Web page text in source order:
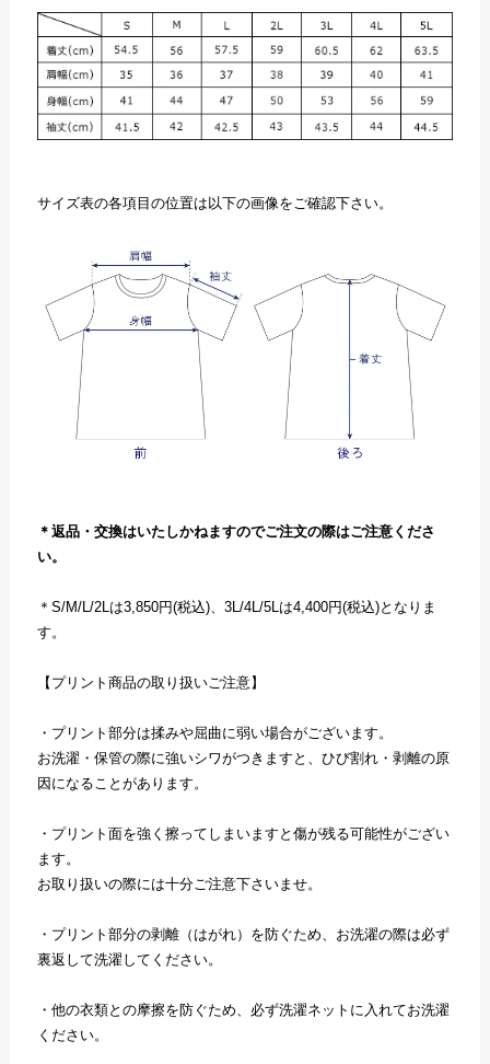
サイズ表の各項目の位置は以下の画像をご確認下さい。
＊返品・交換はいたしかねますのでご注文の際はご注意くださ
い。
＊S/M/L/2Lは3,850円(税込)、3L/4L/5Lは4,400円(税込)となりま
す。
【プリント商品の取り扱いご注意】
・プリント部分は揉みや屈曲に弱い場合がございます。
お洗濯・保管の際に強いシワがつきますと、ひび割れ・剥離の原
因になることがあります。
・プリント面を強く擦ってしまいますと傷が残る可能性がござい
ます。
お取り扱いの際には十分ご注意下さいませ。
・プリント部分の剥離（はがれ）を防ぐため、お洗濯の際は必ず
裏返して洗濯してください。
・他の衣類との摩擦を防ぐため、必ず洗濯ネットに入れてお洗濯
ください。